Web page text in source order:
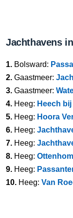
Jachthavens
1. Bolsward:
2. Gaastmeer:
3. Gaastmeer:
4. Heeg: Heech
5. Heeg: Hoora
6. Heeg:
7. Heeg:
8. Heeg:
9. Heeg:
10. Heeg: Van